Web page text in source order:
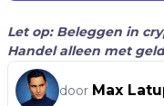
Let op: Beleggen in
Handel alleen met
door Max